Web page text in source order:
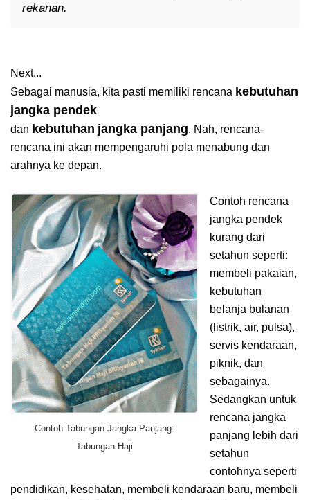
rekanan.
Next...
Sebagai manusia, kita pasti memiliki rencana kebutuhan
jangka pendek
dan kebutuhan jangka panjang. Nah, rencana-
rencana ini akan mempengaruhi pola menabung dan
arahnya ke depan.
Contoh Tabungan Jangka Panjang:
Tabungan Haji
Contoh rencana
jangka pendek
kurang dari
setahun seperti:
membeli pakaian,
kebutuhan
belanja bulanan
(listrik, air, pulsa),
servis kendaraan,
piknik, dan
sebagainya.
Sedangkan untuk
rencana jangka
panjang lebih dari
setahun
contohnya seperti
pendidikan, kesehatan, membeli kendaraan baru, membeli